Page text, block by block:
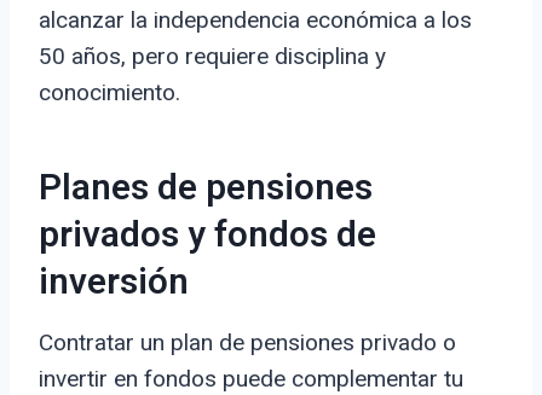
alcanzar la independencia económica a los
50 años, pero requiere disciplina y
conocimiento.
Planes de pensiones
privados y fondos de
inversión
Contratar un plan de pensiones privado o
invertir en fondos puede complementar tu